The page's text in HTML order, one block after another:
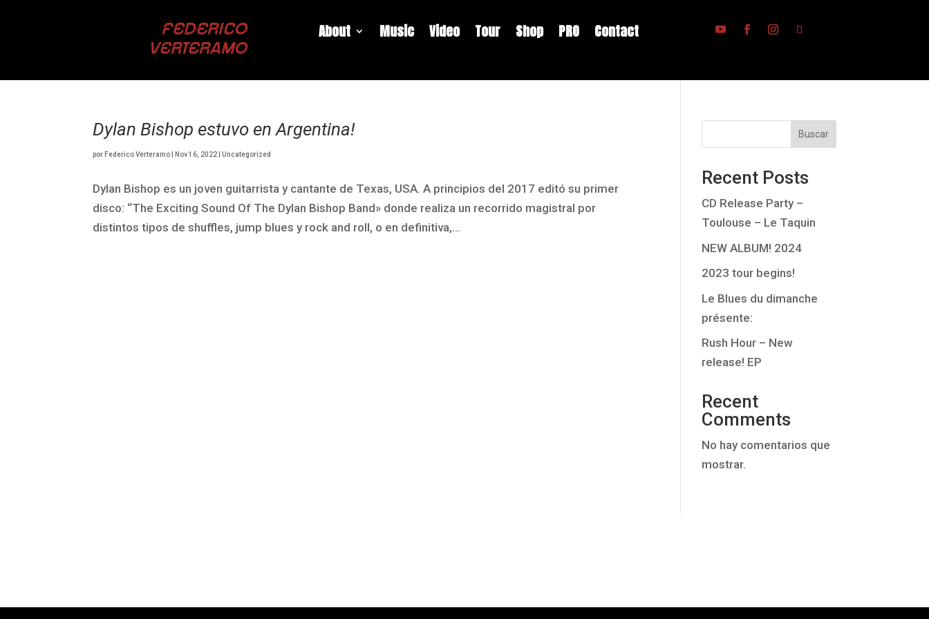
FEDERICO
VERTERAMO
About Music Video Tour Shop PRO Contact
Dylan Bishop estuvo en Argentina!
por Federico Verteramo Nov 16, 2022 |Uncategorized
Dylan Bishop es un joven guitarrista y cantante de Texas, USA. A principios del 2017 editó su primer
disco: “The Exciting Sound Of The Dylan Bishop Band» donde realiza un recorrido magistral por
distintos tipos de shuffles, jump blues y rock and roll, o en definitiva,...
Buscar
Recent Posts
CD Release Party –
Toulouse – Le Taquin
NEW ALBUM! 2024
2023 tour begins!
Le Blues du dimanche
présente:
Rush Hour – New
release! EP
Recent
Comments
No hay comentarios que
mostrar.